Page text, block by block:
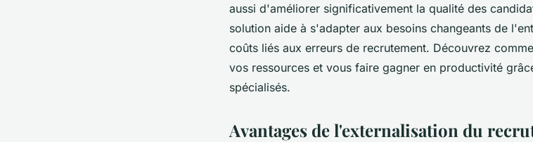
aussi d'améliorer significativement la qualité des
solution aide à s'adapter aux besoins changeants de
coûts liés aux erreurs de recrutement. Découvrez
vos ressources et vous faire gagner en productivité
spécialisés.
Avantages de l'externalisation du